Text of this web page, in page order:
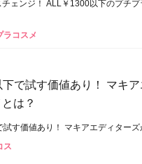
ェンジ！ ALL￥1300以下のプチ
ラコスメ
で試す価値あり！ マキ
は？
す価値あり！ マキアエディター
ス